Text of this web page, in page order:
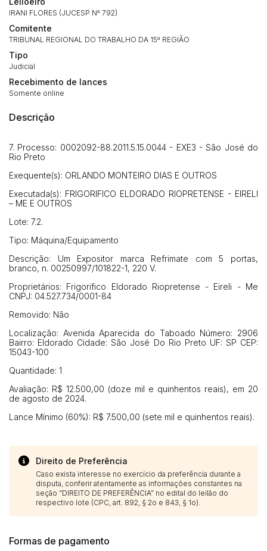
IRANI FLORES (JUCESP Nª 792)
Comitente
TRIBUNAL REGIONAL DO TRABALHO DA 15ª REGIÃO
Tipo
Judicial
Recebimento de lances
Somente online
Descrição
7. Processo: 0002092-88.2011.5.15.0044 - EXE3 - São José do
Rio Preto
Exequente(s): ORLANDO MONTEIRO DIAS E OUTROS
Executada(s): FRIGORIFICO ELDORADO RIOPRETENSE - EIRELI
– ME E OUTROS
Lote: 7.2.
Tipo: Máquina/Equipamento
Descrição: Um Expositor marca Refrimate com 5 portas,
branco, n. 00250997/101822-1, 220 V.
Proprietários: Frigorifico Eldorado Riopretense - Eireli - Me
CNPJ: 04.527.734/0001-84
Removido: Não
Localização: Avenida Aparecida do Taboado Número: 2906
Bairro: Eldorado Cidade: São José Do Rio Preto UF: SP CEP:
15043-100
Quantidade: 1
Avaliação: R$ 12.500,00 (doze mil e quinhentos reais), em 20
de agosto de 2024.
Lance Mínimo (60%): R$ 7.500,00 (sete mil e quinhentos reais).
Direito de Preferência
Caso exista interesse no exercício da preferência durante a
disputa, conferir atentamente as informações constantes na
seção “DIREITO DE PREFERÊNCIA” no edital do leilão do
respectivo lote (CPC, art. 892, § 2o e 843, § 1o).
Formas de pagamento
Envie sua Proposta
Data Usuário Valor
14/04/2025 18:43:11
14/04/2025 18:43:11
Clique aqui para fazer login
Habilite-se para efetuar lances ou